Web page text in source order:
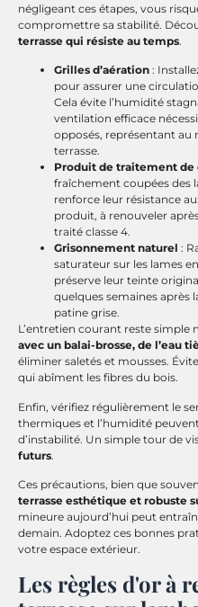
négligeant ces étapes, vous
compromettre sa stabilité.
terrasse qui résiste au temps.
Grilles d’aération :
pour assurer une
Cela évite l’humidité
ventilation efficace
opposés, représentant au
terrasse.
Produit de traitement de
fraîchement coupées des
renforce leur résistance
produit, à renouveler
traité classe 4.
Grisonnement naturel :
saturateur sur les lames
préserve leur teinte
quelques semaines après
patine grise.
L’entretien courant reste simple
avec un balai-brosse, de l’eau
éliminer saletés et mousses.
qui abîment les fibres du bois.
Enfin, vérifiez régulièrement le
thermiques et l’humidité
d’instabilité. Un simple tour de
futurs.
Ces précautions, bien que
terrasse esthétique et robuste
mineure aujourd’hui peut
demain. Adoptez ces bonnes
votre espace extérieur.
Les règles d'or à